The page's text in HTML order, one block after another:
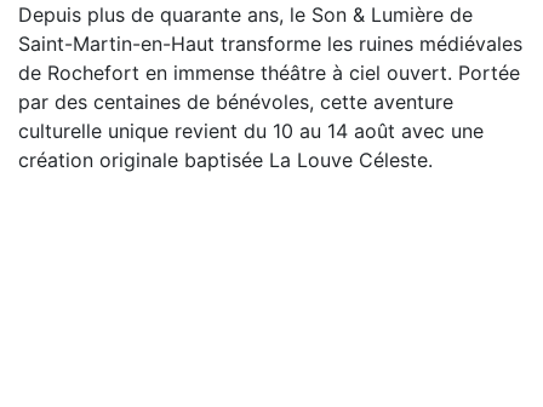
Depuis plus de quarante ans, le Son & Lumière de
Saint-Martin-en-Haut transforme les ruines médiévales
de Rochefort en immense théâtre à ciel ouvert. Portée
par des centaines de bénévoles, cette aventure
culturelle unique revient du 10 au 14 août avec une
création originale baptisée La Louve Céleste.